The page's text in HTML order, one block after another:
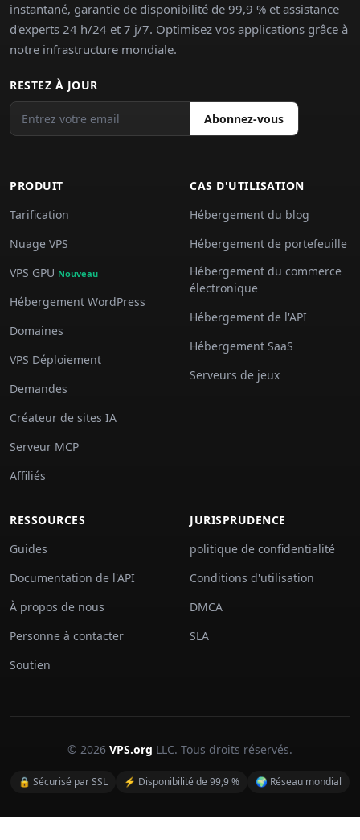
instantané, garantie de disponibilité de 99,9 % et assistance
d'experts 24 h/24 et 7 j/7. Optimisez vos applications grâce à
notre infrastructure mondiale.
RESTEZ À JOUR
Abonnez-vous
PRODUIT
Tarification
Nuage VPS
VPS GPU Nouveau
Hébergement WordPress
Domaines
VPS Déploiement
Demandes
Créateur de sites IA
Serveur MCP
Affiliés
CAS D'UTILISATION
Hébergement du blog
Hébergement de portefeuille
Hébergement du commerce
électronique
Hébergement de l'API
Hébergement SaaS
Serveurs de jeux
RESSOURCES
Guides
Documentation de l'API
À propos de nous
Personne à contacter
Soutien
JURISPRUDENCE
politique de confidentialité
Conditions d'utilisation
DMCA
SLA
© 2026 VPS.org LLC. Tous droits réservés.
🔒 Sécurisé par SSL ⚡ Disponibilité de 99,9 % 🌍 Réseau mondial